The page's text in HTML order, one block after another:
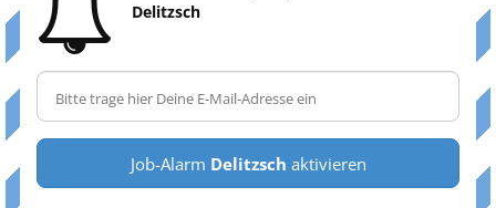
Delitzsch
Job-Alarm Delitzsch aktivieren